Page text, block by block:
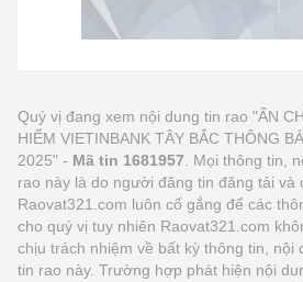
Quý vị đang xem nội dung tin rao "ẤN
HIỂM VIETINBANK TÂY BẮC THÔNG
2025" - Mã tin 1681957. Mọi thông tin,
rao này là do người đăng tin đăng tải và
Raovat321.com luôn cố gắng để các
cho quý vị tuy nhiên Raovat321.com
chịu trách nhiệm về bất kỳ thông tin, nội
tin rao này. Trường hợp phát hiện nội